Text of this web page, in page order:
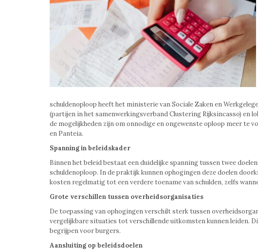
schuldenoploop heeft het ministerie van Sociale Zaken en
(partijen in het samenwerkingsverband Clustering Rijksincasso) en
de mogelijkheden zijn om onnodige en ongewenste oploop meer
en Panteia.
Spanning in beleidskader
Binnen het beleid bestaat een duidelijke spanning tussen twee
schuldenoploop. In de praktijk kunnen ophogingen deze doelen
kosten regelmatig tot een verdere toename van schulden, zelfs
Grote verschillen tussen overheidsorganisaties
De toepassing van ophogingen verschilt sterk tussen
vergelijkbare situaties tot verschillende uitkomsten kunnen leiden.
begrijpen voor burgers.
Aansluiting op beleidsdoelen